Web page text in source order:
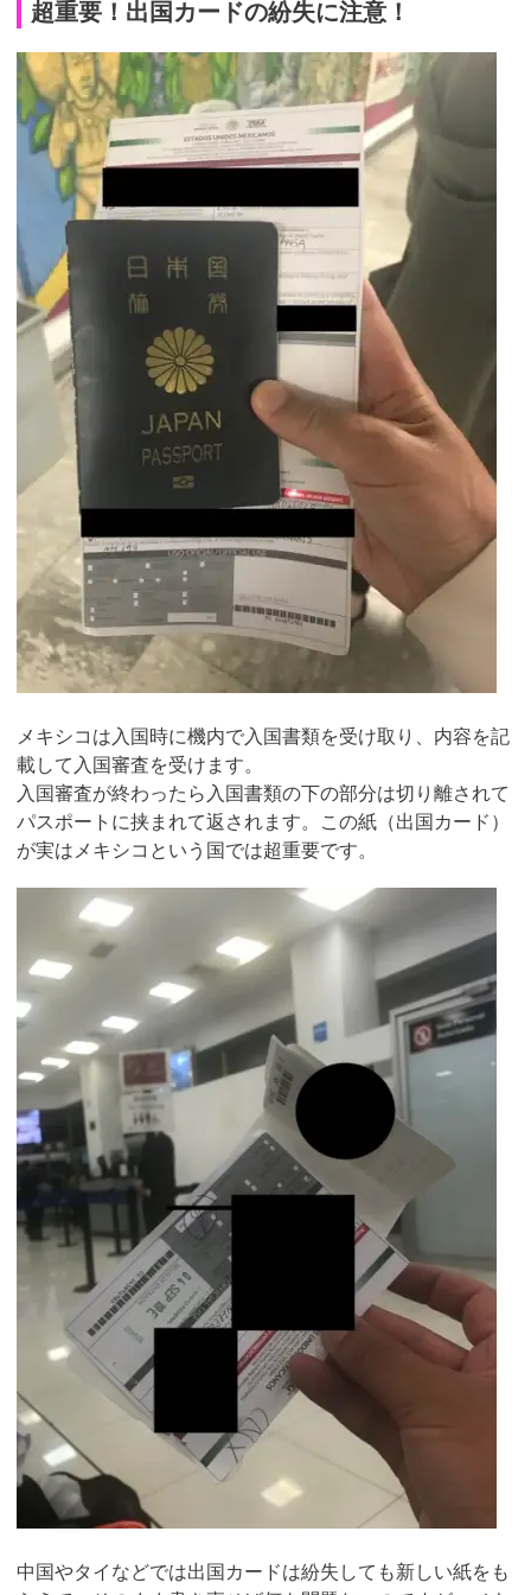
超重要！出国カードの紛失に注意！
メキシコは入国時に機内で入国書類を受け取り、内容を記
載して入国審査を受けます。
入国審査が終わったら入国書類の下の部分は切り離されて
パスポートに挟まれて返されます。この紙（出国カード）
が実はメキシコという国では超重要です。
中国やタイなどでは出国カードは紛失しても新しい紙をも